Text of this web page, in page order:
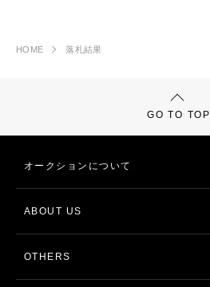
HOME 落札結果
GO TO TOP
オークションについて
ABOUT US
OTHERS